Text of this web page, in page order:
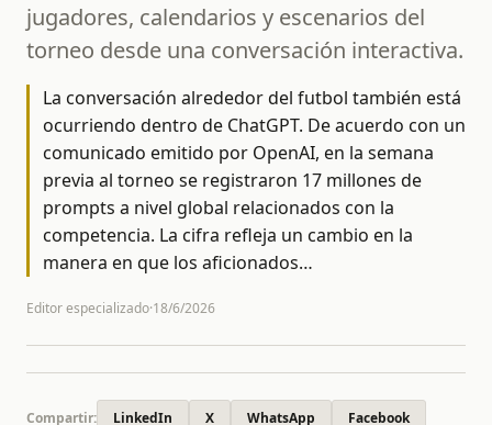
jugadores, calendarios y escenarios del
torneo desde una conversación interactiva.
La conversación alrededor del futbol también está
ocurriendo dentro de ChatGPT. De acuerdo con un
comunicado emitido por OpenAI, en la semana
previa al torneo se registraron 17 millones de
prompts a nivel global relacionados con la
competencia. La cifra refleja un cambio en la
manera en que los aficionados…
Editor especializado·18/6/2026
Compartir: LinkedIn X WhatsApp Facebook